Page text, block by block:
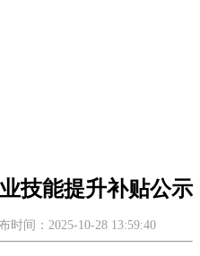
技能提升补贴公示
时间：2025-10-28 13:59:40